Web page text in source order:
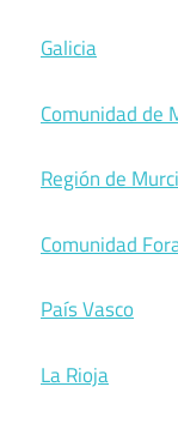
Galicia
Comunidad de
Región de
Comunidad
País Vasco
La Rioja